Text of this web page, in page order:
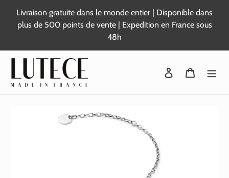
contenu
Livraison gratuite dans le monde entier | Disponible dans
plus de 500 points de vente | Expedition en France sous
48h
Se connecter
Panier